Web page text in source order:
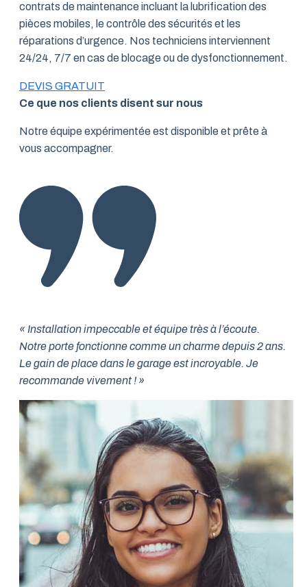
contrats de maintenance incluant la lubrification des
pièces mobiles, le contrôle des sécurités et les
réparations d’urgence. Nos techniciens interviennent
24/24, 7/7 en cas de blocage ou de dysfonctionnement.
DEVIS GRATUIT
Ce que nos clients disent sur nous
Notre équipe expérimentée est disponible et prête à
vous accompagner.
« Installation impeccable et équipe très à l’écoute.
Notre porte fonctionne comme un charme depuis 2 ans.
Le gain de place dans le garage est incroyable. Je
recommande vivement ! »